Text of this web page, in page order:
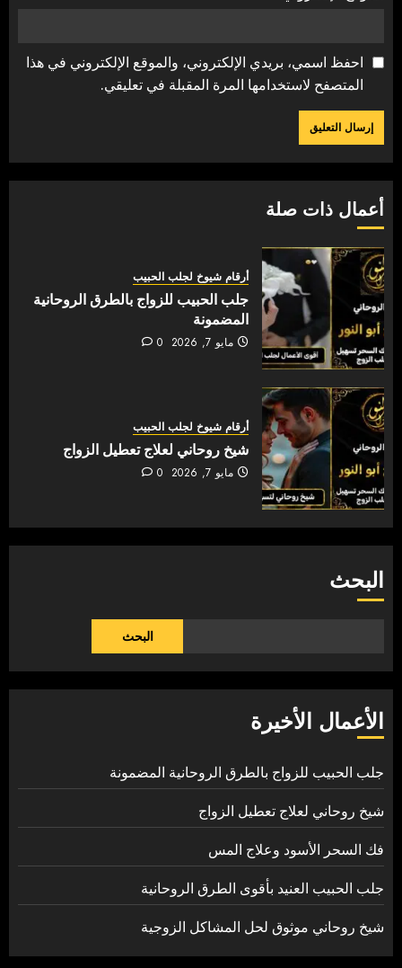
احفظ اسمي، بريدي الإلكتروني، والموقع الإلكتروني في هذا
المتصفح لاستخدامها المرة المقبلة في تعليقي.
أعمال ذات صلة
أرقام شيوخ لجلب الحبيب
جلب الحبيب للزواج بالطرق الروحانية
المضمونة
مايو 7, 2026 0
أرقام شيوخ لجلب الحبيب
شيخ روحاني لعلاج تعطيل الزواج
مايو 7, 2026 0
البحث
البحث
الأعمال الأخيرة
جلب الحبيب للزواج بالطرق الروحانية المضمونة
شيخ روحاني لعلاج تعطيل الزواج
فك السحر الأسود وعلاج المس
جلب الحبيب العنيد بأقوى الطرق الروحانية
شيخ روحاني موثوق لحل المشاكل الزوجية